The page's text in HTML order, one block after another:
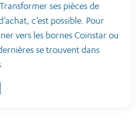
ses pièces de
c’est possible. Pour
vers les bornes Coinstar ou
se trouvent dans